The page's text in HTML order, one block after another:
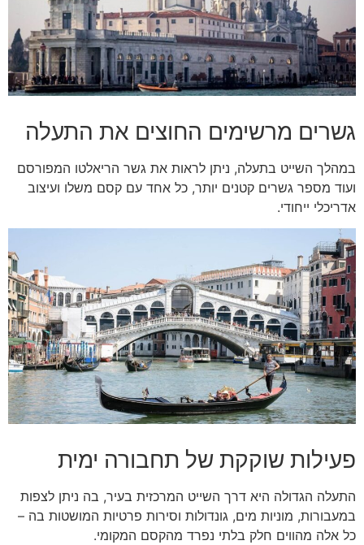
גשרים מרשימים החוצים את התעלה
במהלך השייט בתעלה, ניתן לראות את גשר הריאלטו המפורסם
ועוד מספר גשרים קטנים יותר, כל אחד עם קסם משלו ועיצוב
אדריכלי ייחודי.
פעילות שוקקת של תחבורה ימית
התעלה הגדולה היא דרך השייט המרכזית בעיר, בה ניתן לצפות
במעבורות, מוניות מים, גונדולות וסירות פרטיות המושטות בה –
כל אלה מהווים חלק בלתי נפרד מהקסם המקומי.